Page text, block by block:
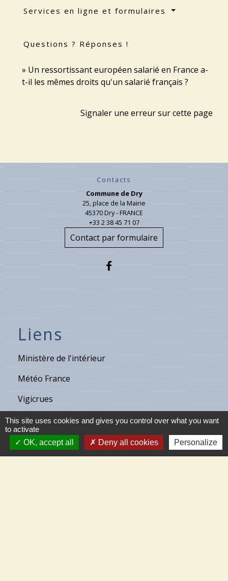
Services en ligne et formulaires
Questions ? Réponses !
Un ressortissant européen salarié en France a-
t-il les mêmes droits qu'un salarié français ?
Signaler une erreur sur cette page
Contacts
Commune de Dry
25, place de la Mairie
45370 Dry - FRANCE
+33 2 38 45 71 07
Contact par formulaire
Liens
Ministère de l'intérieur
Météo France
Vigicrues
Son & Lumières de Cléry
Maison de retraite de Villecante
This site uses cookies and gives you control over what you want
to activate
OK, accept all
Deny all cookies Personalize